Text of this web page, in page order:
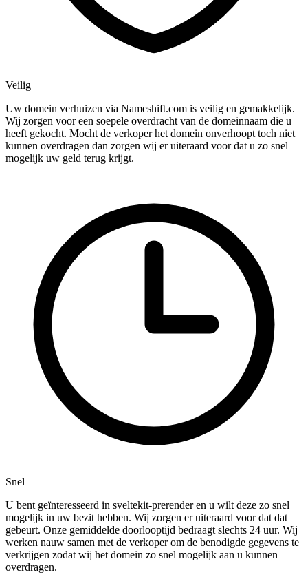
Veilig
Uw domein verhuizen via Nameshift.com is veilig en gemakkelijk.
Wij zorgen voor een soepele overdracht van de domeinnaam die u
heeft gekocht. Mocht de verkoper het domein onverhoopt toch niet
kunnen overdragen dan zorgen wij er uiteraard voor dat u zo snel
mogelijk uw geld terug krijgt.
Snel
U bent geïnteresseerd in sveltekit-prerender en u wilt deze zo snel
mogelijk in uw bezit hebben. Wij zorgen er uiteraard voor dat dat
gebeurt. Onze gemiddelde doorlooptijd bedraagt slechts 24 uur. Wij
werken nauw samen met de verkoper om de benodigde gegevens te
verkrijgen zodat wij het domein zo snel mogelijk aan u kunnen
overdragen.